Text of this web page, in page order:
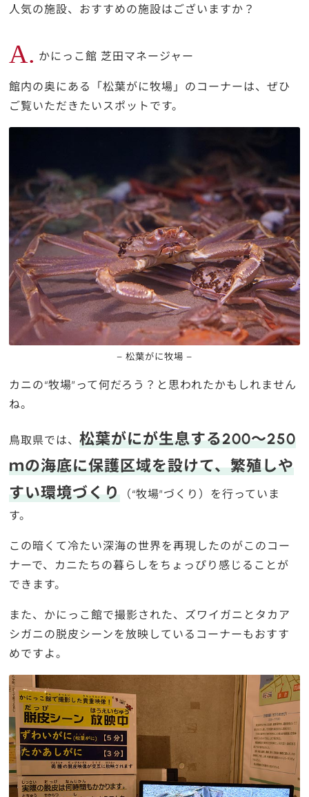
人気の施設、おすすめの施設はございますか？
A. かにっこ館 芝田マネージャー
館内の奥にある「松葉がに牧場」のコーナーは、ぜひ
ご覧いただきたいスポットです。
– 松葉がに牧場 –
カニの“牧場”って何だろう？と思われたかもしれません
ね。
鳥取県では、 松葉がにが生息する200～250
ｍの海底に保護区域を設けて、繁殖しや
すい環境づくり （“牧場”づくり）を行っていま
す。
この暗くて冷たい深海の世界を再現したのがこのコー
ナーで、カニたちの暮らしをちょっぴり感じることが
できます。
また、かにっこ館で撮影された、ズワイガニとタカア
シガニの脱皮シーンを放映しているコーナーもおすす
めですよ。